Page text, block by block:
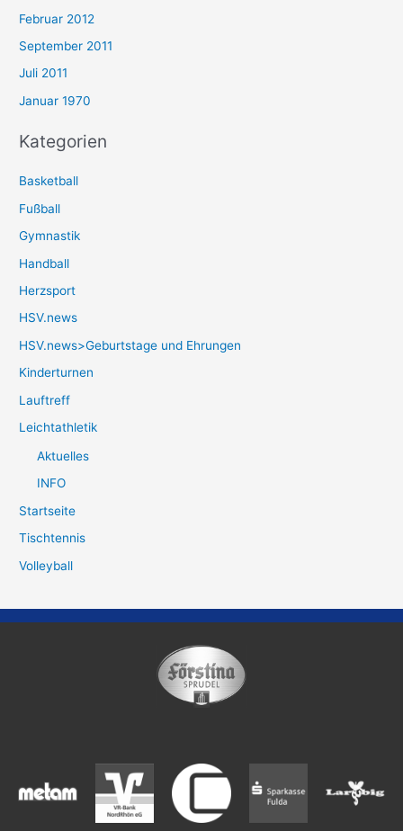
Februar 2012
September 2011
Juli 2011
Januar 1970
Kategorien
Basketball
Fußball
Gymnastik
Handball
Herzsport
HSV.news
HSV.news>Geburtstage und Ehrungen
Kinderturnen
Lauftreff
Leichtathletik
Aktuelles
INFO
Startseite
Tischtennis
Volleyball